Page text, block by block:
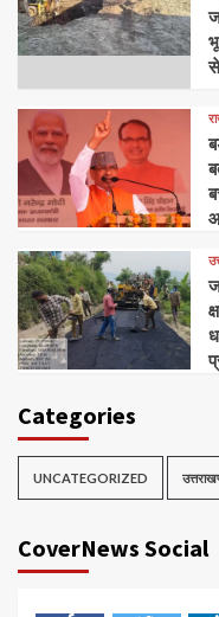
Categories
UNCATEGORIZED
CoverNews Social